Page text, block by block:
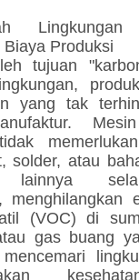
Produksi
tujuan
yang tak
solder, atau
lainnya
menghilangkan
(VOC) di
gas buang